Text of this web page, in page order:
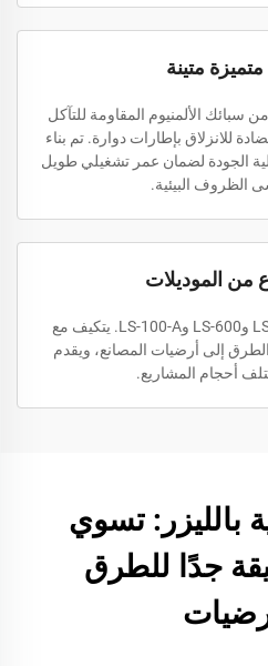
متينة
سبائك الألمنيوم المقاومة للتآكل
مضادة للانزلاق بإطارات دوارة. تم بناء
الجودة لضمان عمر تشغيلي طويل
الظروف البيئية.
من الموديلات
يوفر عدة موديلات مثل LS-325 وLS-600 وLS-100-A. يتكيف مع
إلى أرضيات المصانع، ويقدم
أحجام المشاريع.
بالليزر: تسوي
جدًا للطرق